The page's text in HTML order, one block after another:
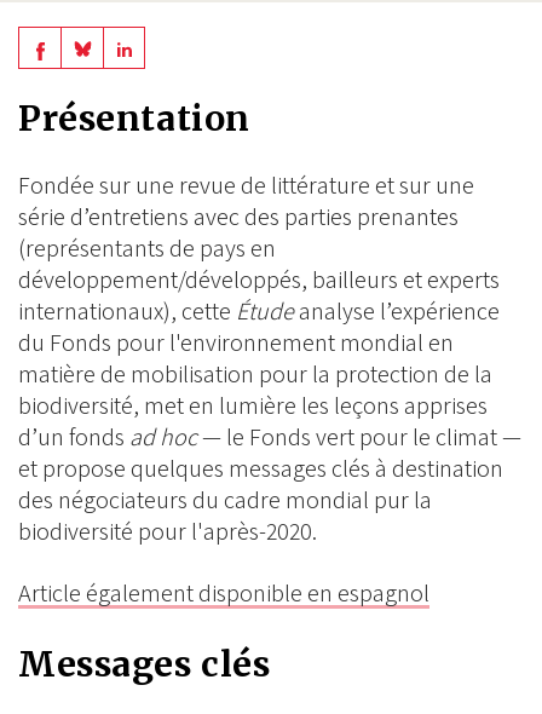
Share
on
Share
BlueSky
Share
Linkedin
Présentation
Fondée sur une revue de littérature et sur une
série d’entretiens avec des parties prenantes
(représentants de pays en
développement/développés, bailleurs et experts
internationaux), cette Étudeanalyse l’expérience
du Fonds pour l'environnement mondial en
matière de mobilisation pour la protection de la
biodiversité, met en lumière les leçons apprises
d’un fonds ad hoc— le Fonds vert pour le climat —
et propose quelques messages clés à destination
des négociateurs du cadre mondial pur la
biodiversité pour l'après-2020.
Article également disponible en espagnol
Messages clés